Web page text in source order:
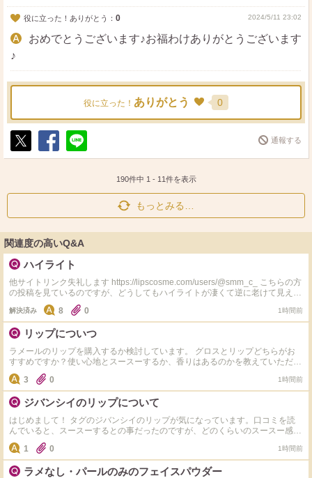
役に立った！ありがとう： 0 2024/5/11 23:02
おめでとうございます♪お福わけありがとうございます
♪
役に立った！ ありがとう 0
ポ
シ
送
通報する
190件中 1 - 11件を表示
もっとみる…
関連度の高いQ&A
ハイライト
他サイトリンク失礼します https://lipscosme.com/users/@smm_c_ こちらの方
の投稿を見ているのですが、どうしてもハイライトが凄くて逆に老けて見える
なーって思っちゃうんですけどみなさんどうですか？
解決済み 8 0 1時間前
リップについつ
ラメールのリップを購入するか検討しています。 グロスとリップどちらがお
すすめですか？使い心地とスースーするか、香りはあるのかを教えていただき
たいです。
3 0 1時間前
ジバンシイのリップについて
はじめまして！ タグのジバンシイのリップが気になっています。口コミを読
んでいると、スースーするとの事だったのですが、どのくらいのスースー感で
しょうか？ 使ったことのあるリップで、 JILLSTUARTのプランパー VISEのプ
ランパー このどちらかと比較して頂きたいです。 試したことのある方、お願
いいたします！
1 0 1時間前
ラメなし・パールのみのフェイスパウダー